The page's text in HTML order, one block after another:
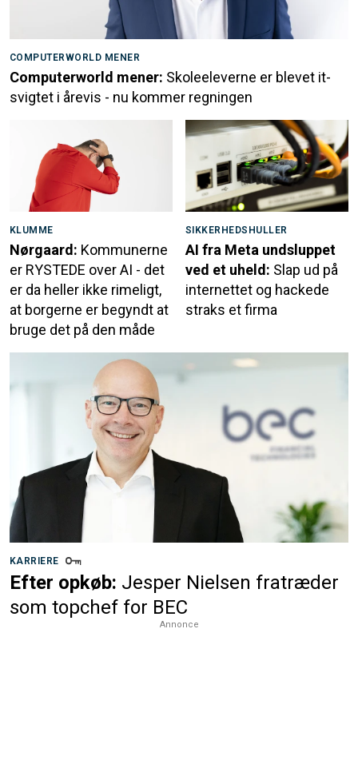
COMPUTERWORLD MENER
Computerworld mener: Skoleeleverne er blevet it-
svigtet i årevis - nu kommer regningen
KLUMME
Nørgaard: Kommunerne
er RYSTEDE over AI - det
er da heller ikke rimeligt,
at borgerne er begyndt at
bruge det på den måde
SIKKERHEDSHULLER
AI fra Meta undsluppet
ved et uheld: Slap ud på
internettet og hackede
straks et firma
KARRIERE
Efter opkøb: Jesper Nielsen fratræder
som topchef for BEC
Annonce